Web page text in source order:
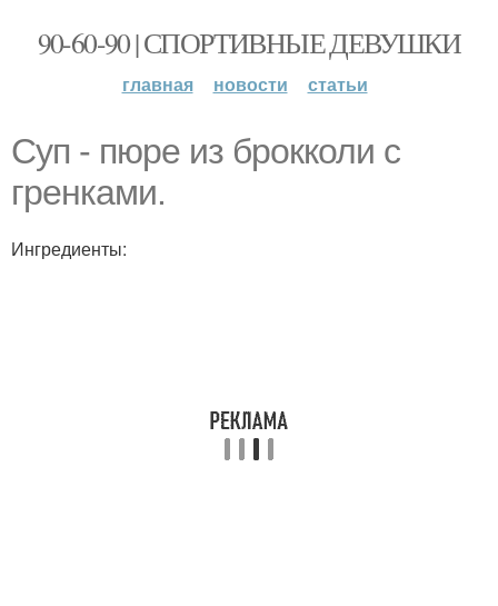
90-60-90 | СПОРТИВНЫЕ ДЕВУШКИ
главная новости статьи
Суп - пюре из брокколи с
гренками.
Ингредиенты: